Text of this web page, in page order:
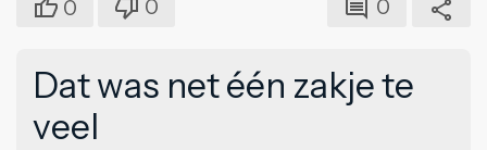
0 0 0
Dat was net één zakje te
veel